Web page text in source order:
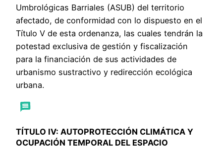
Umbrológicas Barriales (ASUB) del territorio
afectado, de conformidad con lo dispuesto en el
Título V de esta ordenanza, las cuales tendrán la
potestad exclusiva de gestión y fiscalización
para la financiación de sus actividades de
urbanismo sustractivo y redirección ecológica
urbana.
TÍTULO IV: AUTOPROTECCIÓN CLIMÁTICA Y
OCUPACIÓN TEMPORAL DEL ESPACIO